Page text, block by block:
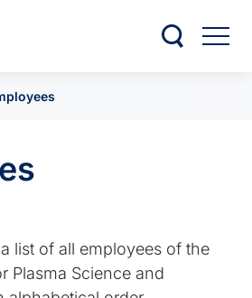
list of all employees of the
Plasma Science and